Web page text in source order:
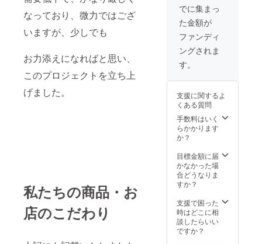
なっており、微力ではござ
いますが、少しでも
お力添えになればと思い、
このプロジェクトを立ち上
げました。
私たちの商品・お
店のこだわり
でに集まっ
た金額が
ファンディ
ングされま
す。
支援に関するよ
くある質問
手数料はいく
らかかります
か？
目標金額に届
かなかった場
合どうなりま
すか？
支援で困った
時はどこに相
談したらいい
ですか？